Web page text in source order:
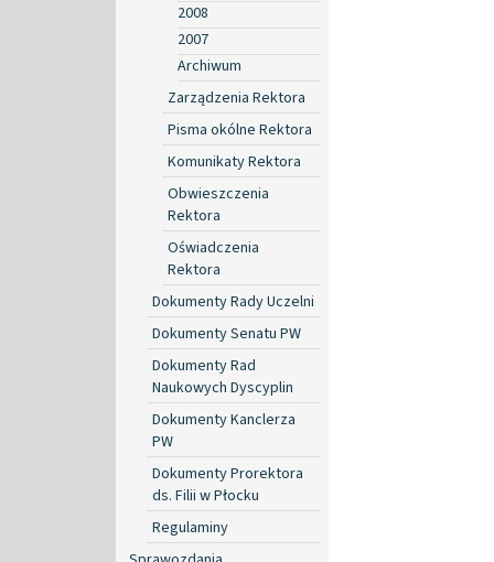
2008
2007
Archiwum
Zarządzenia Rektora
Pisma okólne Rektora
Komunikaty Rektora
Obwieszczenia
Rektora
Oświadczenia
Rektora
Dokumenty Rady Uczelni
Dokumenty Senatu PW
Dokumenty Rad
Naukowych Dyscyplin
Dokumenty Kanclerza
PW
Dokumenty Prorektora
ds. Filii w Płocku
Regulaminy